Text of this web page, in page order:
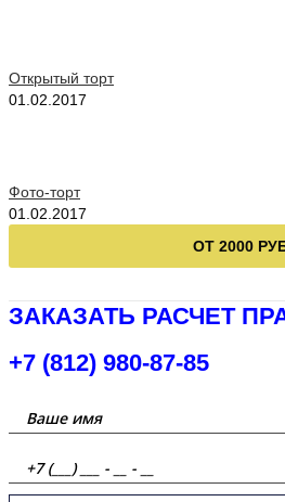
Открытый торт
01.02.2017
Фото-торт
01.02.2017
ОТ 2000
ЗАКАЗАТЬ РАСЧЕТ
+7 (812) 980-87-85